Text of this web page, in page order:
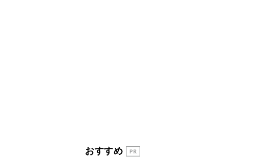
俳優・高嶋政伸が家族に教わった“人を育てるコ
おすすめ